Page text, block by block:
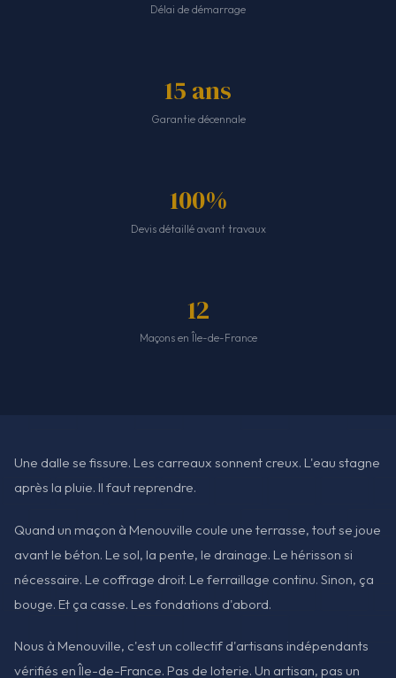
Délai de démarrage
15 ans
Garantie décennale
100%
Devis détaillé avant travaux
12
Maçons en Île-de-France
Une dalle se fissure. Les carreaux sonnent creux. L'eau stagne
après la pluie. Il faut reprendre.
Quand un maçon à Menouville coule une terrasse, tout se joue
avant le béton. Le sol, la pente, le drainage. Le hérisson si
nécessaire. Le coffrage droit. Le ferraillage continu. Sinon, ça
bouge. Et ça casse. Les fondations d'abord.
Nous à Menouville, c'est un collectif d'artisans indépendants
vérifiés en Île-de-France. Pas de loterie. Un artisan, pas un